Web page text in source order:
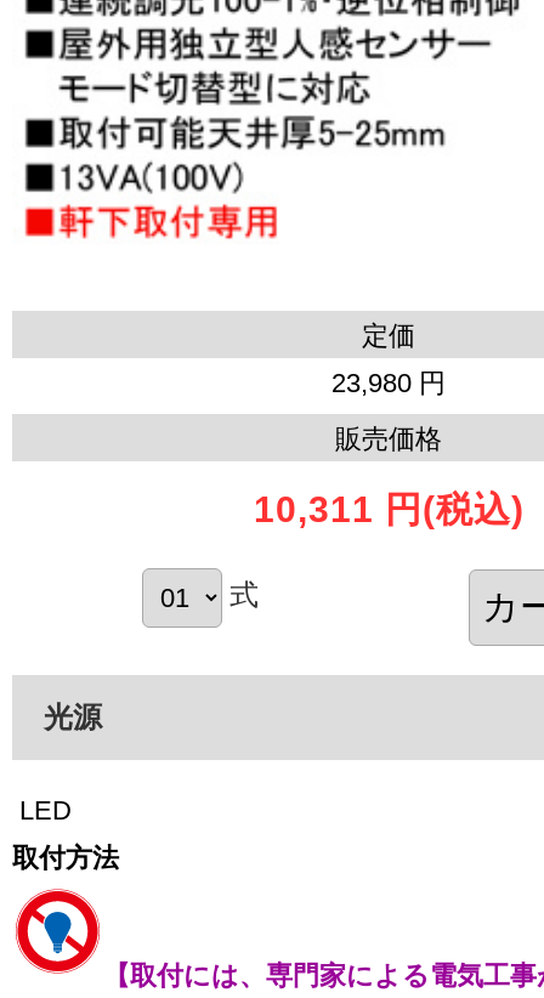
定価
23,980 円
販売価格
10,311 円 (税込)
式
光源
LED
取付方法
【取付には、専門家による電気工